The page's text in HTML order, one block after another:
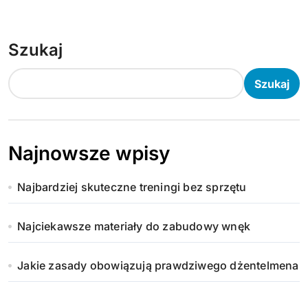
Szukaj
Szukaj
Najnowsze wpisy
Najbardziej skuteczne treningi bez sprzętu
Najciekawsze materiały do zabudowy wnęk
Jakie zasady obowiązują prawdziwego dżentelmena